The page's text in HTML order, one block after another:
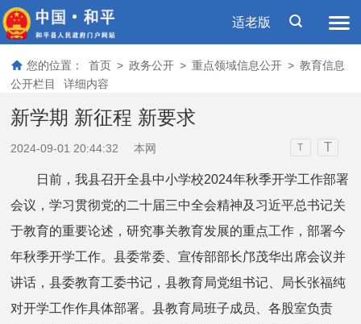
适老版
您的位置： 首页 > 政务公开 > 重点领域信息公开 > 教育信息
公开栏目
详细内容
新学期 新征程 新要求
2024-09-01 20:44:32 本网 T T
日前，我县召开全县中小学校2024年秋季开学工作部署
会议，学习贯彻党的二十届三中全会精神及习近平总书记关
于教育的重要论述，研究事关教育发展的重点工作，部署今
年秋季开学工作。县委常委、宣传部部长邝茂华出席会议并
讲话，县委教育工委书记，县教育局党组书记、局长张福纯
对开学工作作具体部署。县教育局班子成员、各股室负责